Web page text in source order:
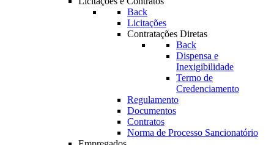
Back
Licitações
Contratações Diretas
Back
Dispensa e
Inexigibilidade
Termo de
Credenciamento
Regulamento
Documentos
Contratos
Norma de Processo Sancionatório